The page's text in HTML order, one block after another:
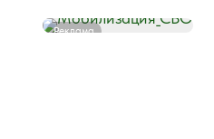
Реклама